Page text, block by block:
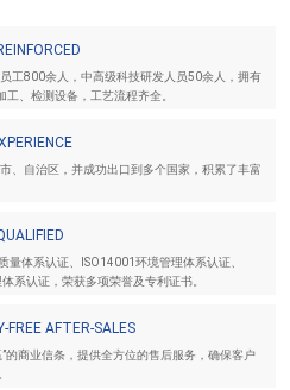
工800余人，中高级科技研发人员50余人，拥有
、检测设备，工艺流程齐全。
、自治区，并成功出口到多个国家，积累了丰富
量体系认证、ISO14001环境管理体系认证、
系认证，荣获多项荣誉及专利证书。
FREE AFTER-SALES
的商业信条，提供全方位的售后服务，确保客户